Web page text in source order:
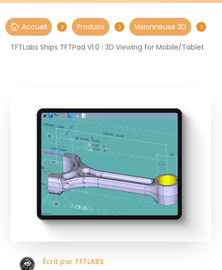
 Accueil 5 Produits 5 Visionneuse 3D 5
TFTLabs Ships TFTPad V1.0 : 3D Viewing for Mobile/Tablet
Écrit par TFTLABS